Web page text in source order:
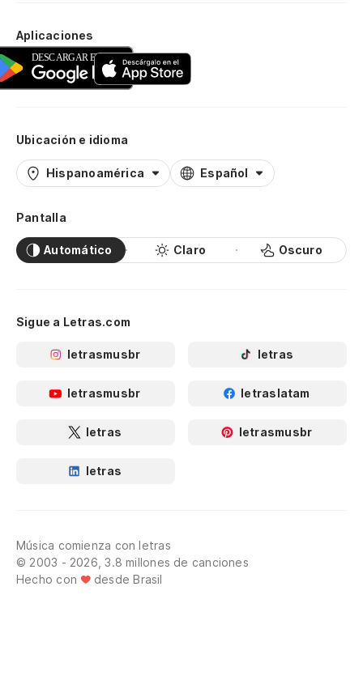
Aplicaciones
Ubicación e idioma
Hispanoamérica Español
Pantalla
Automático Claro Oscuro
Sigue a Letras.com
letrasmusbr letras
letrasmusbr letraslatam
letras letrasmusbr
letras
Música comienza con letras
© 2003 - 2026, 3.8 millones de canciones
Hecho con
desde Brasil